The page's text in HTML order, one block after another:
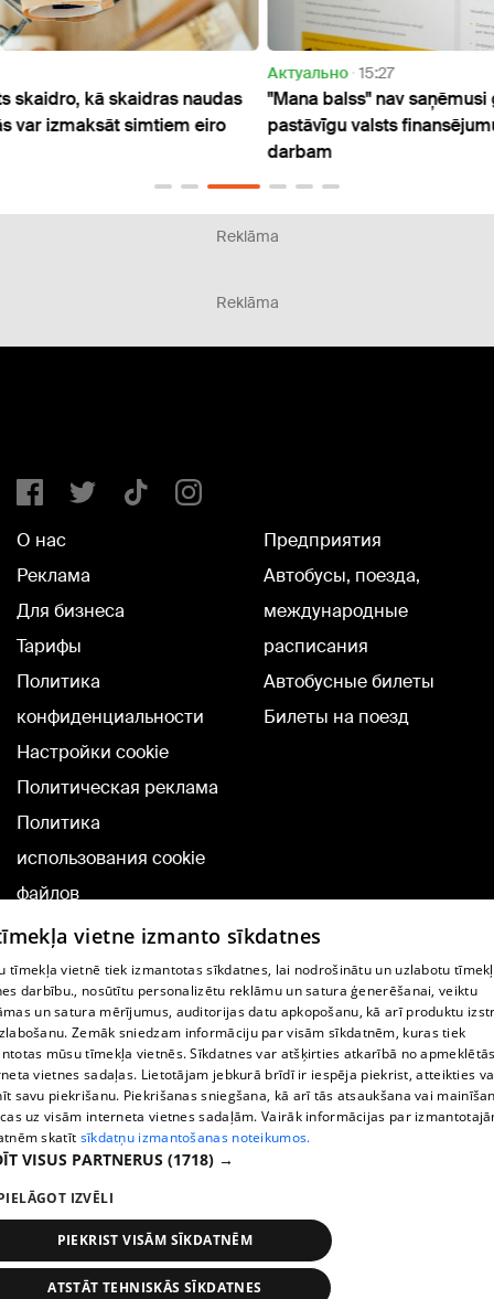
"Mana balss" nav saņēmusi garantijas par
pastāvīgu valsts finansējumu platformas
Reklāma
Reklāma
О нас
Реклама
Для бизнеса
Тарифы
Политика
конфиденциальности
Настройки cookie
Политическая реклама
Политика
использования cookie
файлов
Добавление
комментариев
Предприятия
Автобусы, поезда,
международные
расписания
Автобусные билеты
Билеты на поезд
TВ-программа
Условия договора
360 Ziņu kontakti
Helio Media
Служба помощи портала: э-почта -
All rights reserved.
vietne izmanto sīkdatnes
tīmekļa vietnē tiek izmantotas sīkdatnes, lai nodrošinātu un uzlabotu
darbību., nosūtītu personalizētu reklāmu un satura ģenerēšanai, veiktu
un satura mērījumus, auditorijas datu apkopošanu, kā arī produktu
Zemāk sniedzam informāciju par visām sīkdatnēm, kuras tiek
mūsu tīmekļa vietnēs. Sīkdatnes var atšķirties atkarībā no
vietnes sadaļas. Lietotājam jebkurā brīdī ir iespēja piekrist, atteikties
savu piekrišanu. Piekrišanas sniegšana, kā arī tās atsaukšana vai
uz visām interneta vietnes sadaļām. Vairāk informācijas par
skatīt sīkdatņu izmantošanas noteikumos.
VISUS PARTNERUS (1718) →
IZVĒLI
PIEKRIST VISĀM SĪKDATNĒM
ATSTĀT TEHNISKĀS SĪKDATNES